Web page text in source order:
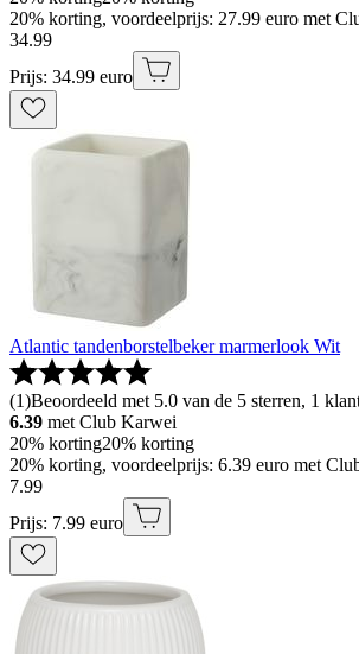
20% korting, voordeelprijs: 27.99 euro met
34.99
Prijs: 34.99 euro
Atlantic tandenborstelbeker marmerlook Wit
(1)Beoordeeld met 5.0 van de 5 sterren, 1
6.39 met Club Karwei
20% korting20% korting
20% korting, voordeelprijs: 6.39 euro met
7.99
Prijs: 7.99 euro